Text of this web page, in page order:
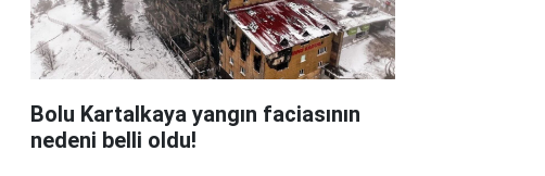
Bolu Kartalkaya yangın faciasının
nedeni belli oldu!